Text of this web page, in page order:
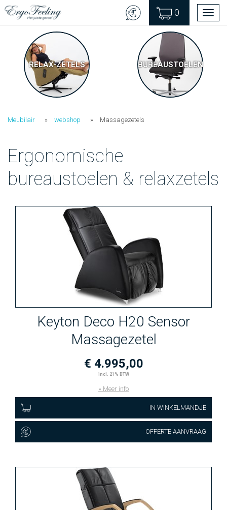
0
RELAX-ZETELS BUREAUSTOELEN
Meubilair webshop Massagezetels
Ergonomische
bureaustoelen & relaxzetels
Keyton Deco H20 Sensor
Massagezetel
€ 4.995,00
incl. 21% BTW
» Meer info
IN WINKELMANDJE
OFFERTE AANVRAAG